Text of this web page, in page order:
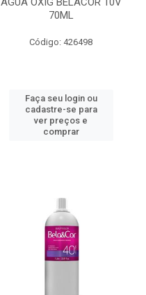
70ML
Código: 426498
Faça seu login ou
cadastre-se para
ver preços e
comprar